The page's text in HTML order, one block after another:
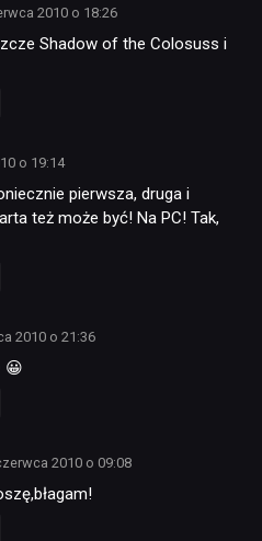
2010 o 18:26
Shadow of the Colosuss i
o 19:14
pierwsza, druga i
też może być! Na PC! Tak,
2010 o 21:36
😀
2010 o 09:08